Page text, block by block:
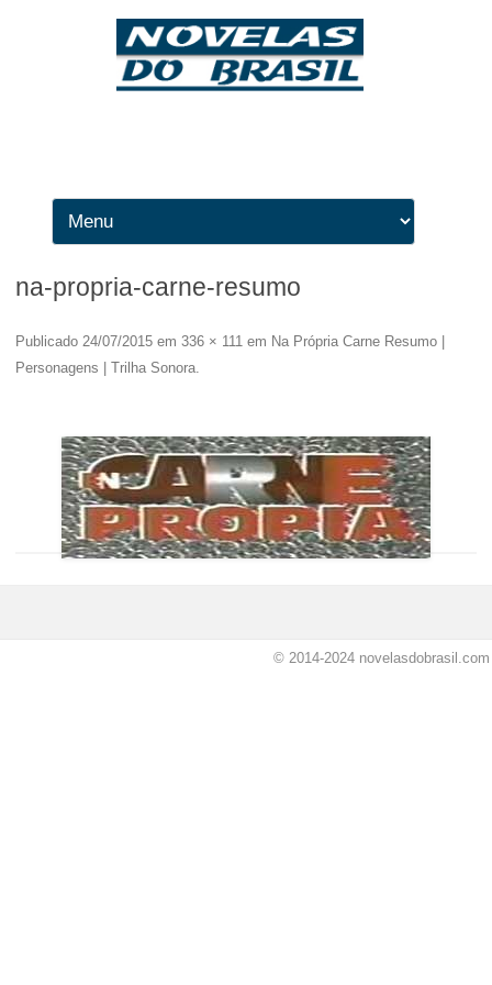
na-propria-carne-resumo
Publicado 24/07/2015 em 336 × 111 em Na Própria Carne Resumo |
Personagens | Trilha Sonora.
© 2014-2024 novelasdobrasil.com